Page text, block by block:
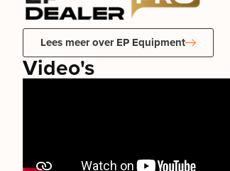
Lees meer over EP Equipment
Video's